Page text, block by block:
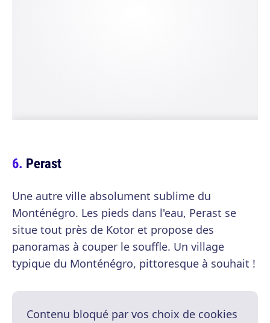
Perast
Une autre ville absolument sublime du
Monténégro. Les pieds dans l'eau, Perast se
situe tout près de Kotor et propose des
panoramas à couper le souffle. Un village
typique du Monténégro, pittoresque à souhait !
Contenu bloqué par vos choix de cookies